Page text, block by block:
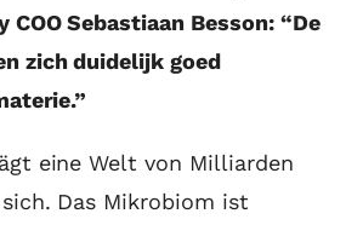
COO Sebastiaan Besson: “De
zich duidelijk goed
eine Welt von Milliarden
Das Mikrobiom ist